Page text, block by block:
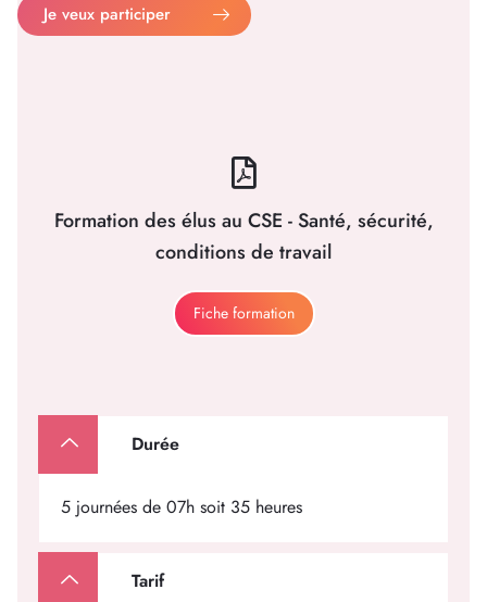
Je veux participer
Formation des élus au CSE - Santé, sécurité,
conditions de travail
Fiche formation
Durée
5 journées de 07h soit 35 heures
Tarif